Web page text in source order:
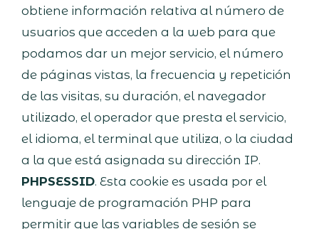
obtiene información relativa al número de
usuarios que acceden a la web para que
podamos dar un mejor servicio, el número
de páginas vistas, la frecuencia y repetición
de las visitas, su duración, el navegador
utilizado, el operador que presta el servicio,
el idioma, el terminal que utiliza, o la ciudad
a la que está asignada su dirección IP.
PHPSESSID. Esta cookie es usada por el
lenguaje de programación PHP para
permitir que las variables de sesión se